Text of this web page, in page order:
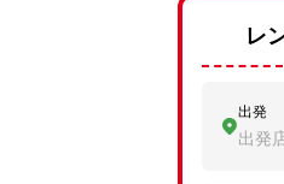
レ
出発
出発